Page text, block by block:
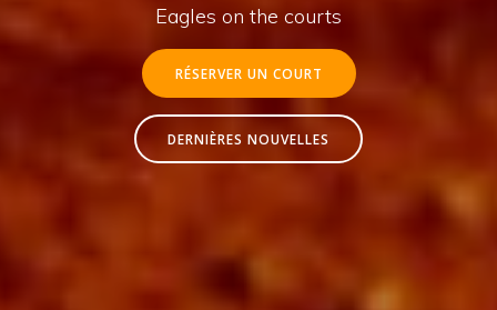
Eagles on the courts
RÉSERVER UN COURT
DERNIÈRES NOUVELLES